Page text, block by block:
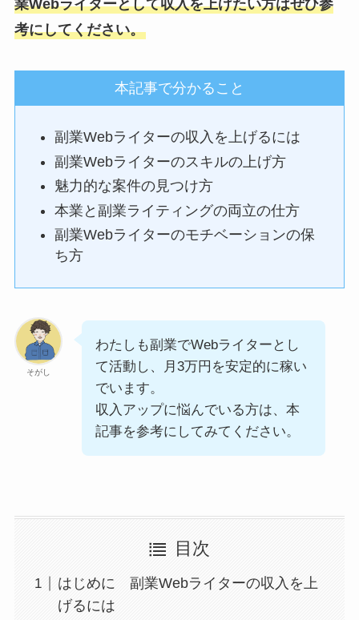
業Webライターとして収入を上げたい方はぜひ参
考にしてください。
本記事で分かること
副業Webライターの収入を上げるには
副業Webライターのスキルの上げ方
魅力的な案件の見つけ方
本業と副業ライティングの両立の仕方
副業Webライターのモチベーションの保
ち方
そがし
わたしも副業でWebライターとし
て活動し、月3万円を安定的に稼い
でいます。
収入アップに悩んでいる方は、本
記事を参考にしてみてください。
目次
はじめに 副業Webライターの収入を上
げるには